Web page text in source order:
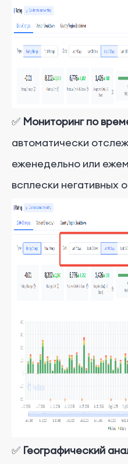
✅ Мониторинг по
автоматически
еженедельно или
всплески негативных
✅ Географический